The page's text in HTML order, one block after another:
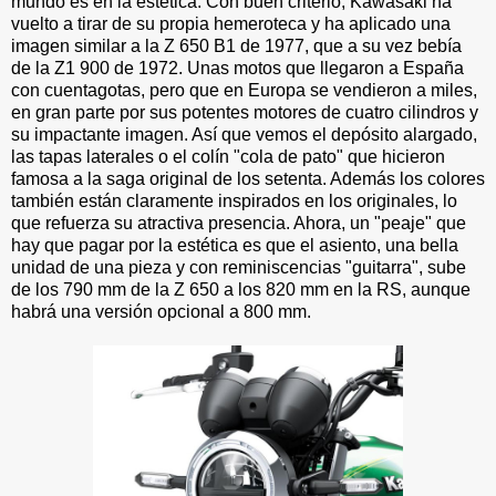
vuelto a tirar de su propia hemeroteca y ha aplicado una
imagen similar a la Z 650 B1 de 1977, que a su vez bebía
de la Z1 900 de 1972. Unas motos que llegaron a España
con cuentagotas, pero que en Europa se vendieron a miles,
en gran parte por sus potentes motores de cuatro cilindros y
su impactante imagen. Así que vemos el depósito alargado,
las tapas laterales o el colín "cola de pato" que hicieron
famosa a la saga original de los setenta. Además los colores
también están claramente inspirados en los originales, lo
que refuerza su atractiva presencia. Ahora, un "peaje" que
hay que pagar por la estética es que el asiento, una bella
unidad de una pieza y con reminiscencias "guitarra", sube
de los 790 mm de la Z 650 a los 820 mm en la RS, aunque
habrá una versión opcional a 800 mm.